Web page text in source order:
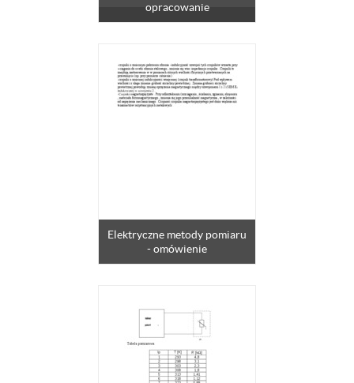
opracowanie
Elektryczne metody pomiaru
- omówienie